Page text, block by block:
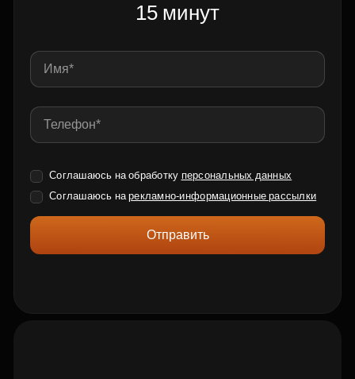
15 минут
Соглашаюсь на обработку персональных данных
Соглашаюсь нарекламно-информационные рассылки
Отправить